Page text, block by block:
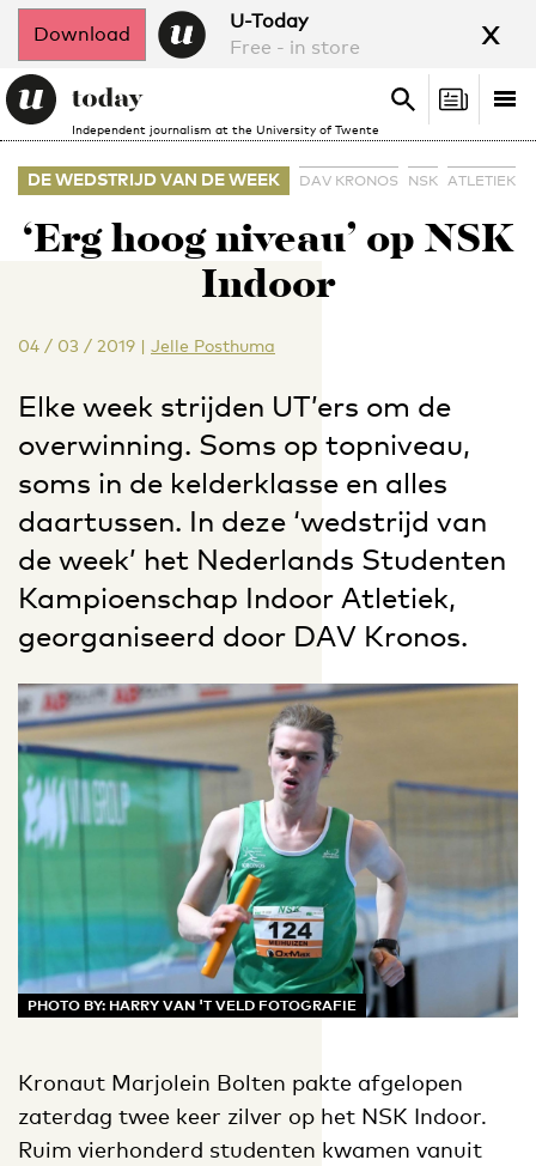
Download
U-Today
Free - in store
x
Independent journalism at the University of Twente
Search
Search
DE WEDSTRIJD VAN DE WEEK DAV KRONOS NSK ATLETIEK
‘Erg hoog niveau’ op NSK
Indoor
04 / 03 / 2019 | Jelle Posthuma
Elke week strijden UT’ers om de
overwinning. Soms op topniveau,
soms in de kelderklasse en alles
daartussen. In deze ‘wedstrijd van
de week’ het Nederlands Studenten
Kampioenschap Indoor Atletiek,
georganiseerd door DAV Kronos.
PHOTO BY: HARRY VAN 'T VELD FOTOGRAFIE
Kronaut Marjolein Bolten pakte afgelopen
zaterdag twee keer zilver op het NSK Indoor.
Ruim vierhonderd studenten kwamen vanuit